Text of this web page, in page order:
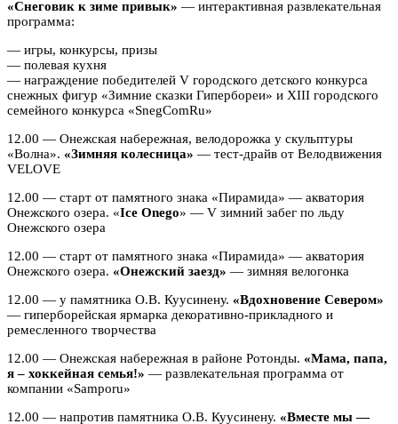
«Снеговик к зиме привык» — интерактивная развлекательная
программа:
— игры, конкурсы, призы
— полевая кухня
— награждение победителей V городского детского конкурса
снежных фигур «Зимние сказки Гипербореи» и XIII городского
семейного конкурса «SnegComRu»
12.00 — Онежская набережная, велодорожка у скульптуры
«Волна». «Зимняя колесница» — тест-драйв от Велодвижения
VELOVE
12.00 — старт от памятного знака «Пирамида» — акватория
Онежского озера. «Ice Onego» — V зимний забег по льду
Онежского озера
12.00 — старт от памятного знака «Пирамида» — акватория
Онежского озера. «Онежский заезд» — зимняя велогонка
12.00 — у памятника О.В. Куусинену. «Вдохновение Севером»
— гиперборейская ярмарка декоративно-прикладного и
ремесленного творчества
12.00 — Онежская набережная в районе Ротонды. «Мама, папа,
я – хоккейная семья!» — развлекательная программа от
компании «Samporu»
12.00 — напротив памятника О.В. Куусинену. «Вместе мы —